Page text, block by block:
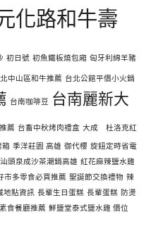
化路和牛壽
初日號 初魚鐵板燒包廂 匈牙利綿羊豬
中山區和牛推薦 台北公館平價小火鍋
台南咖啡豆 台南麗新大
薦 台畜中秋烤肉禮盒 大成 杜洛克紅
箱 季洋莊園 高雄 御代櫻 旋鈕定時省電
汕頭泉成沙茶潮鍋高雄 紅花麻辣鹽水雞
市多零食必買推薦 聖誕節交換禮物 辣
地點資訊 長輩生日蛋糕 長輩蛋糕 防燙
食餐廳推薦 鮮鹽堂泰式鹽水雞 價位